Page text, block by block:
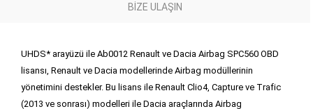
BIZE ULAŞIN
UHDS* arayüzü ile Ab0012 Renault ve Dacia Airbag SPC560 OBD
lisansı, Renault ve Dacia modellerinde Airbag modüllerinin
yönetimini destekler. Bu lisans ile Renault Clio4, Capture ve Trafic
(2013 ve sonrası) modelleri ile Dacia araçlarında Airbag